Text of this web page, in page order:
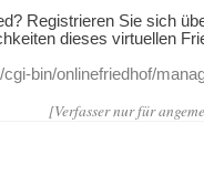
Registrieren Sie sich
dieses virtuellen
bin/onlinefriedhof/
[Verfasser nur für